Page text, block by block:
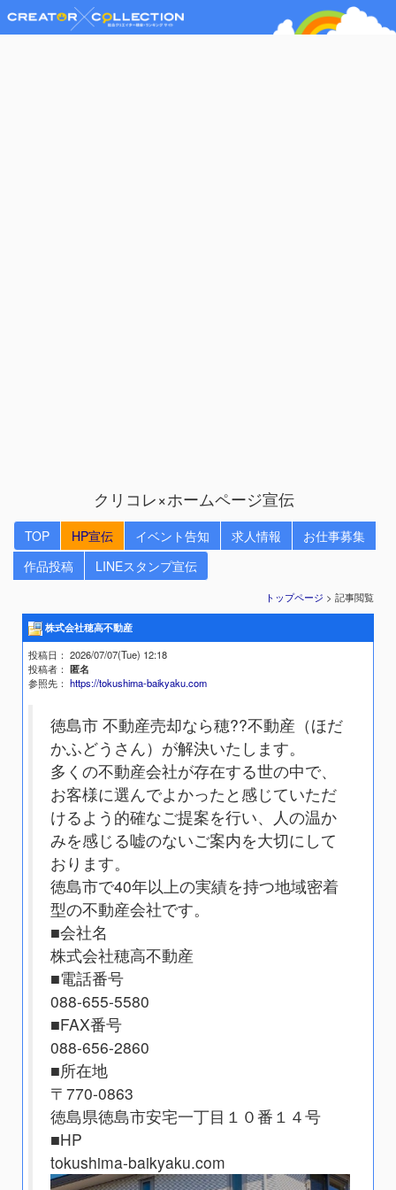
クリコレ×ホームページ宣伝
TOP HP宣伝 イベント告知 求人情報
お仕事募集
作品投稿
LINEスタンプ宣伝
トップページ > 記事閲覧
株式会社穂高不動産
投稿日 ： 2026/07/07(Tue) 12:18
投稿者 ：匿名
参照先 ：https://tokushima-baikyaku.com
徳島市 不動産売却なら穂??不動産（ほだ
かふどうさん）が解決いたします。
多くの不動産会社が存在する世の中で、
お客様に選んでよかったと感じていただ
けるよう的確なご提案を行い、人の温か
みを感じる嘘のないご案内を大切にして
おります。
徳島市で40年以上の実績を持つ地域密着
型の不動産会社です。
■会社名
株式会社穂高不動産
■電話番号
088-655-5580
■FAX番号
088-656-2860
■所在地
〒770-0863
徳島県徳島市安宅一丁目１０番１４号
■HP
tokushima-baikyaku.com